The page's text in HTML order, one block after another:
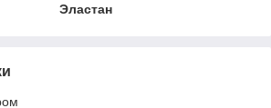
Эластан